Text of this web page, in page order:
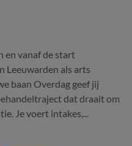
en vanaf de start
Leeuwarden als arts
baan Overdag geef jij
dat draait om
Je voert intakes,...